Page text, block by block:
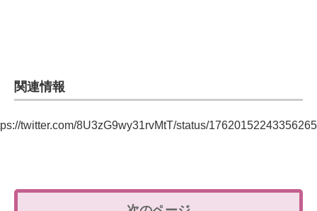
関連情報
twitter.com/8U3zG9wy31rvMtT/status/